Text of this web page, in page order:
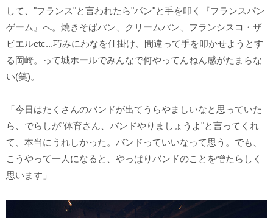
して、"フランス"と言われたら"パン"と手を叩く『フランスパン
ゲーム』へ。焼きそばパン、クリームパン、フランシスコ・ザ
ビエルetc...巧みにわなを仕掛け、間違って手を叩かせようとす
る岡崎。って城ホールでみんなで何やってんねん感がたまらな
い(笑)。
「今日はたくさんのバンドが出てうらやましいなと思っていた
ら、でらしが"体育さん、バンドやりましょうよ"と言ってくれ
て、本当にうれしかった。バンドっていいなって思う。でも、
こうやって一人になると、やっぱりバンドのことを憎たらしく
思います」